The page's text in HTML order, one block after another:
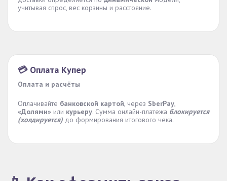
учитывая спрос, вес корзины и расстояние.
💳 Оплата Купер
Оплата и расчёты
Оплачивайте банковской картой, через SberPay,
«Долями» или курьеру. Сумма онлайн-платежа блокируется
(холдируется) до формирования итогового чека.